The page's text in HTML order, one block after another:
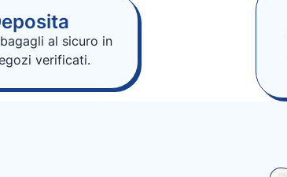
al sicuro in
verificati.